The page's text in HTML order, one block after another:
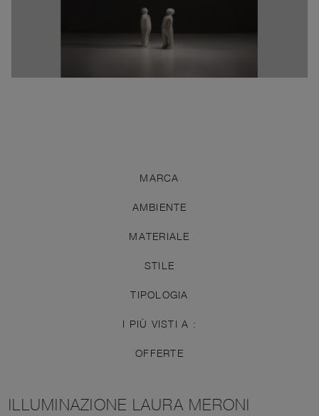
MARCA
AMBIENTE
MATERIALE
STILE
TIPOLOGIA
I PIÙ VISTI A :
OFFERTE
ILLUMINAZIONE LAURA MERONI